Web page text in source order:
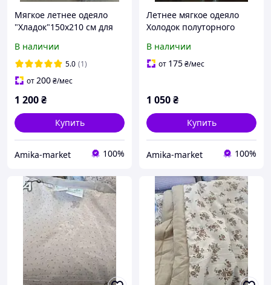
Мягкое летнее одеяло
"Хладок"150х210 см для
В наличии
5.0 (1)
от200₴/мес
1 200₴
Купить
Amika-market 100%
Летнее мягкое одеяло
Холодок полуторного
В наличии
от 175₴/мес
1 050₴
Купить
Amika-market 100%